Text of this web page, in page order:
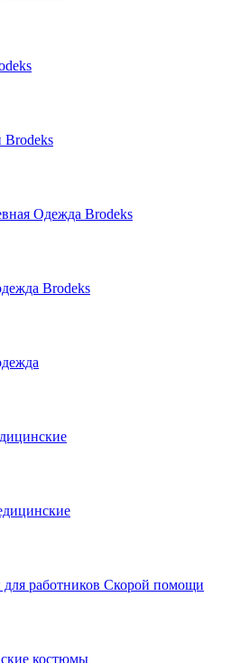
Brodeks
Одежда Brodeks
Brodeks
работников Скорой помощи
костюмы